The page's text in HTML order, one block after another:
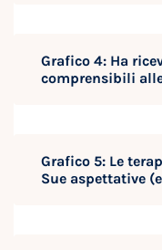
Grafico 4: Ha
comprensibili
Grafico 5: Le
Sue aspettative